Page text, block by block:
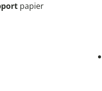
papier